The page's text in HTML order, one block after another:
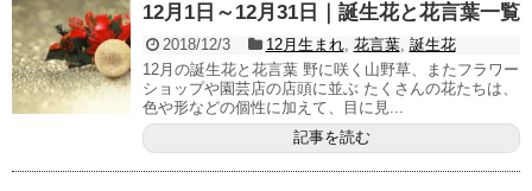
12月1日～12月31日｜誕生花と花言葉一覧
2018/12/3 12月生まれ, 花言葉, 誕生花
12月の誕生花と花言葉 野に咲く山野草、またフラワー
ショップや園芸店の店頭に並ぶ たくさんの花たちは、
色や形などの個性に加えて、目に見...
記事を読む